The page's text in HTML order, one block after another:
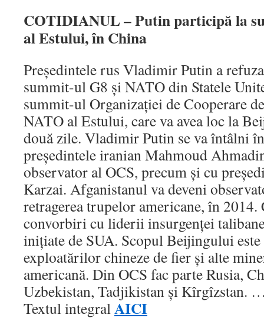
COTIDIANUL – Putin participă la
al Estului, în China
Preşedintele rus Vladimir Putin a
summit-ul G8 şi NATO din Statele
summit-ul Organizaţiei de Cooperare
NATO al Estului, care va avea loc la
două zile. Vladimir Putin se va întâlni
preşedintele iranian Mahmoud
observator al OCS, precum şi cu
Karzai. Afganistanul va deveni
retragerea trupelor americane, în 2014.
convorbiri cu liderii insurgenţei
iniţiate de SUA. Scopul Beijingului este
exploatărilor chineze de fier şi alte
americană. Din OCS fac parte Rusia,
Uzbekistan, Tadjikistan şi
Textul integralAICI